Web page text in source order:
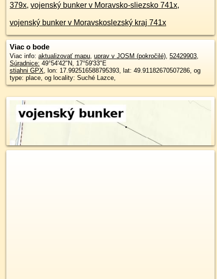
379x, vojenský bunker v Moravsko-sliezsko 741x,
vojenský bunker v Moravskoslezský kraj 741x
Viac o bode
Viac info: aktualizovať mapu, uprav v JOSM (pokročilé), 52429903,
Súradnice: 49°54'42"N, 17°59'33"E
stiahni GPX, lon: 17.992516588795393, lat: 49.91182670507286, og
type: place, og locality: Suché Lazce,